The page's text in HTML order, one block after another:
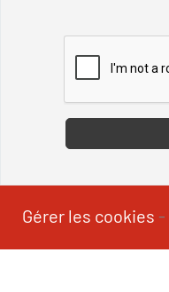
Gérer les cookies -